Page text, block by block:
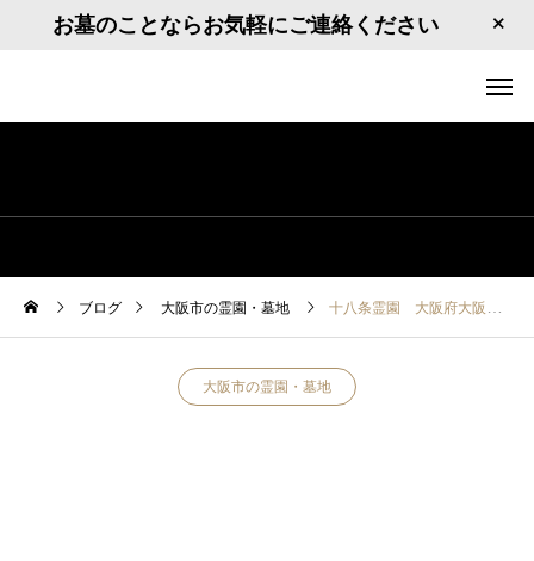
お墓のことならお気軽にご連絡ください
ブログ 大阪市の霊園・墓地 十八条霊園 大阪府大阪市淀川区十八条2
大阪市の霊園・墓地